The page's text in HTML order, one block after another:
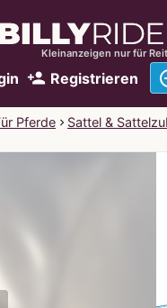
Kleinanzeigen nur für
person_add Registrieren
Pferde Sattel &